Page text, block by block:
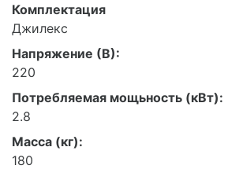
Комплектация
Джилекс
Напряжение (В):
220
Потребляемая мощьность (кВт):
2.8
Масса (кг):
180